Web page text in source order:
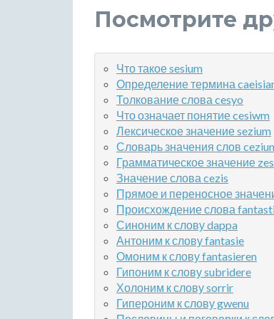
Посмотрите
Что такое sesium
Определение термина
Толкование слова cesyo
Что означает понятие cesiwm
Лексическое значение sezium
Словарь значения слов
Грамматическое значение
Значение слова cezis
Прямое и переносное
Происхождение слова
Синоним к слову dappa
Антоним к слову fantasie
Омоним к слову fantasieren
Гипоним к слову subridere
Холоним к слову sorrir
Гипероним к слову gwenu